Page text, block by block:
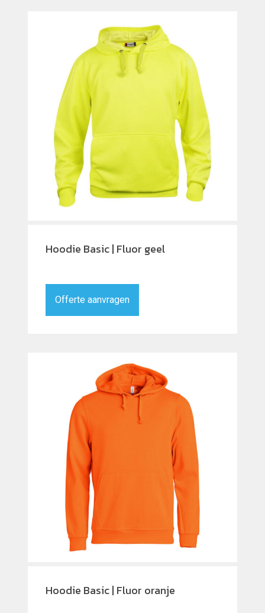
Hoodie Basic | Fluor geel
Offerte aanvragen
Hoodie Basic | Fluor oranje